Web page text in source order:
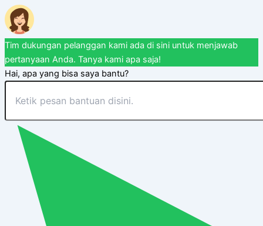
Tim dukungan pelanggan kami ada di sini untuk menjawab
pertanyaan Anda. Tanya kami apa saja!
Hai, apa yang bisa saya bantu?